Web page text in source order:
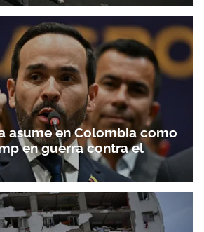
asume en Colombia como
en guerra contra el